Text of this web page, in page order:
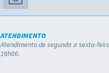
ATENDIMENTO
Atendimento de segunda a sexta-
16h00.